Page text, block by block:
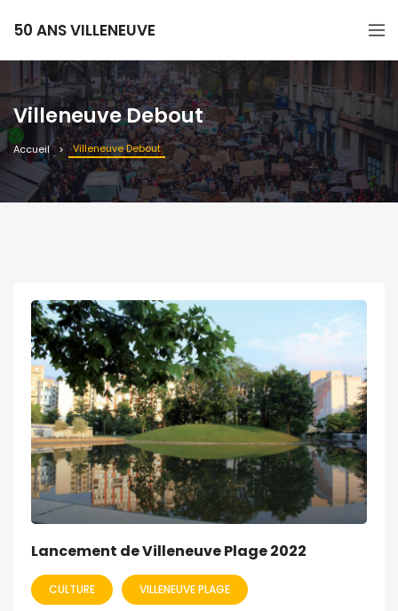
50 ANS VILLENEUVE
Villeneuve Debout
Accueil Villeneuve Debout
Lancement de Villeneuve Plage 2022
CULTURE VILLENEUVE PLAGE